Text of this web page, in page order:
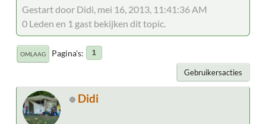
Gestart door Didi, mei 16, 2013, 11:41:36 AM
0 Leden en 1 gast bekijken dit topic.
OMLAAG Pagina's 1
Gebruikersacties
Didi